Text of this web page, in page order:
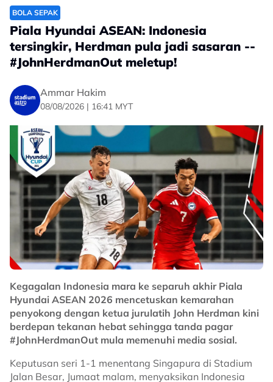
BOLA SEPAK
Piala Hyundai ASEAN: Indonesia
tersingkir, Herdman pula jadi sasaran --
#JohnHerdmanOut meletup!
Ammar Hakim
08/08/2026 | 16:41 MYT
Kegagalan Indonesia mara ke separuh akhir Piala
Hyundai ASEAN 2026 mencetuskan kemarahan
penyokong dengan ketua jurulatih John Herdman kini
berdepan tekanan hebat sehingga tanda pagar
#JohnHerdmanOut mula memenuhi media sosial.
Keputusan seri 1-1 menentang Singapura di Stadium
Jalan Besar, Jumaat malam, menyaksikan Indonesia